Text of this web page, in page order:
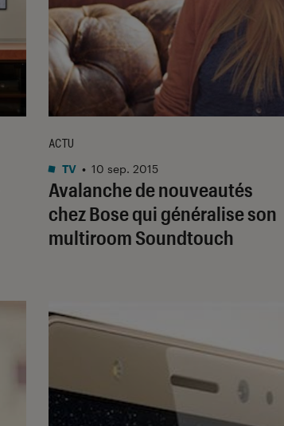
Avalanche de nouveautés
chez Bose qui généralise son
multiroom Soundtouch
ACTU
TV • 10 sep. 2015